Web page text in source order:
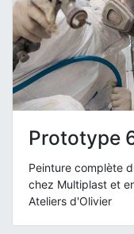
Prototype
Peinture complète
chez Multiplast et
Ateliers d'Olivier